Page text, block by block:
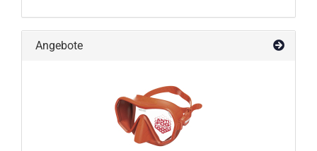
Angebote